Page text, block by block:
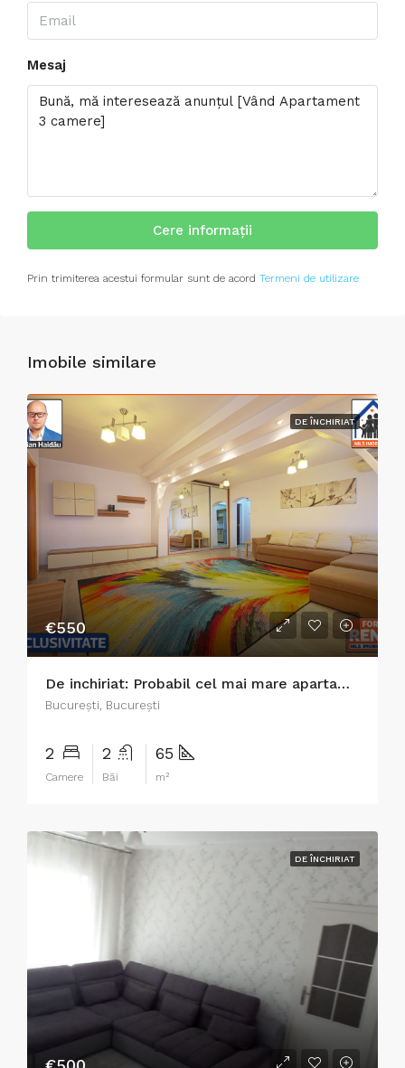
Mesaj
Cere informații
Prin trimiterea acestui formular sunt de acord Termeni de utilizare
Imobile similare
DE ÎNCHIRIAT
€550
De inchiriat: Probabil cel mai mare apartament cu 2 camere din S4.
București, București
2
Camere
2
Băi
65
m²
DE ÎNCHIRIAT